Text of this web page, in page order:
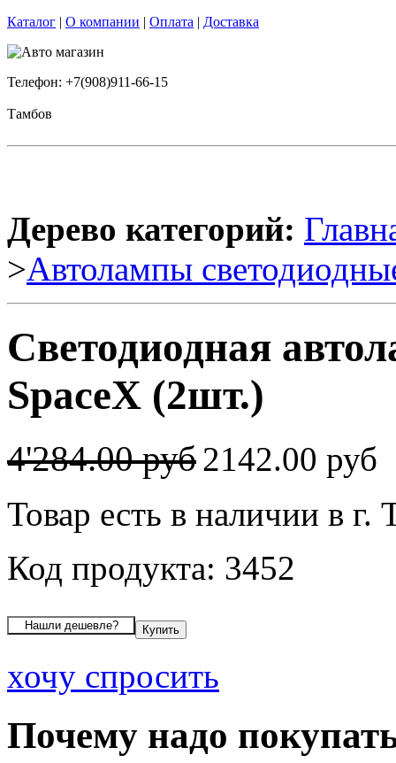
Каталог | О компании | Оплата | Доставка
Телефон: +7(908)911-66-15
Тамбов
Дерево категорий:
>Автолампы
Светодиодная
SpaceX (2шт.)
4'284.00 руб2142.00 руб
Товар есть в наличии в г.
Код продукта: 3452
хочу спросить
Почему надо